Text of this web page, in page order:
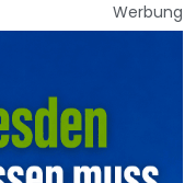
Werbung